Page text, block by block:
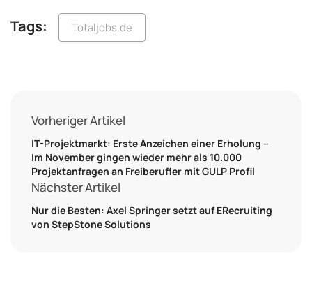
Tags: Totaljobs.de
Vorheriger Artikel
IT-Projektmarkt: Erste Anzeichen einer Erholung –
Im November gingen wieder mehr als 10.000
Projektanfragen an Freiberufler mit GULP Profil
Nächster Artikel
Nur die Besten: Axel Springer setzt auf ERecruiting
von StepStone Solutions